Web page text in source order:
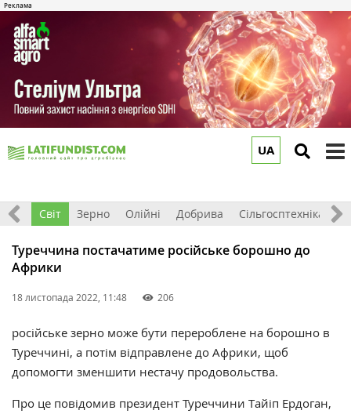
UA
Світ Зерно Олійні Добрива Сільгосптехніка
Туреччина постачатиме російське борошно до
Африки
18 листопада 2022, 11:48 206
російське зерно може бути перероблене на борошно в
Туреччині, а потім відправлене до Африки, щоб
допомогти зменшити нестачу продовольства.
Про це повідомив президент Туреччини Тайіп Ердоган,